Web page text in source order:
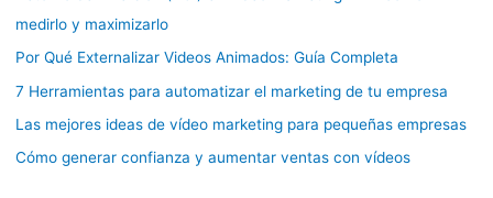
medirlo y maximizarlo
Por Qué Externalizar Videos Animados: Guía Completa
7 Herramientas para automatizar el marketing de tu empresa
Las mejores ideas de vídeo marketing para pequeñas empresas
Cómo generar confianza y aumentar ventas con vídeos